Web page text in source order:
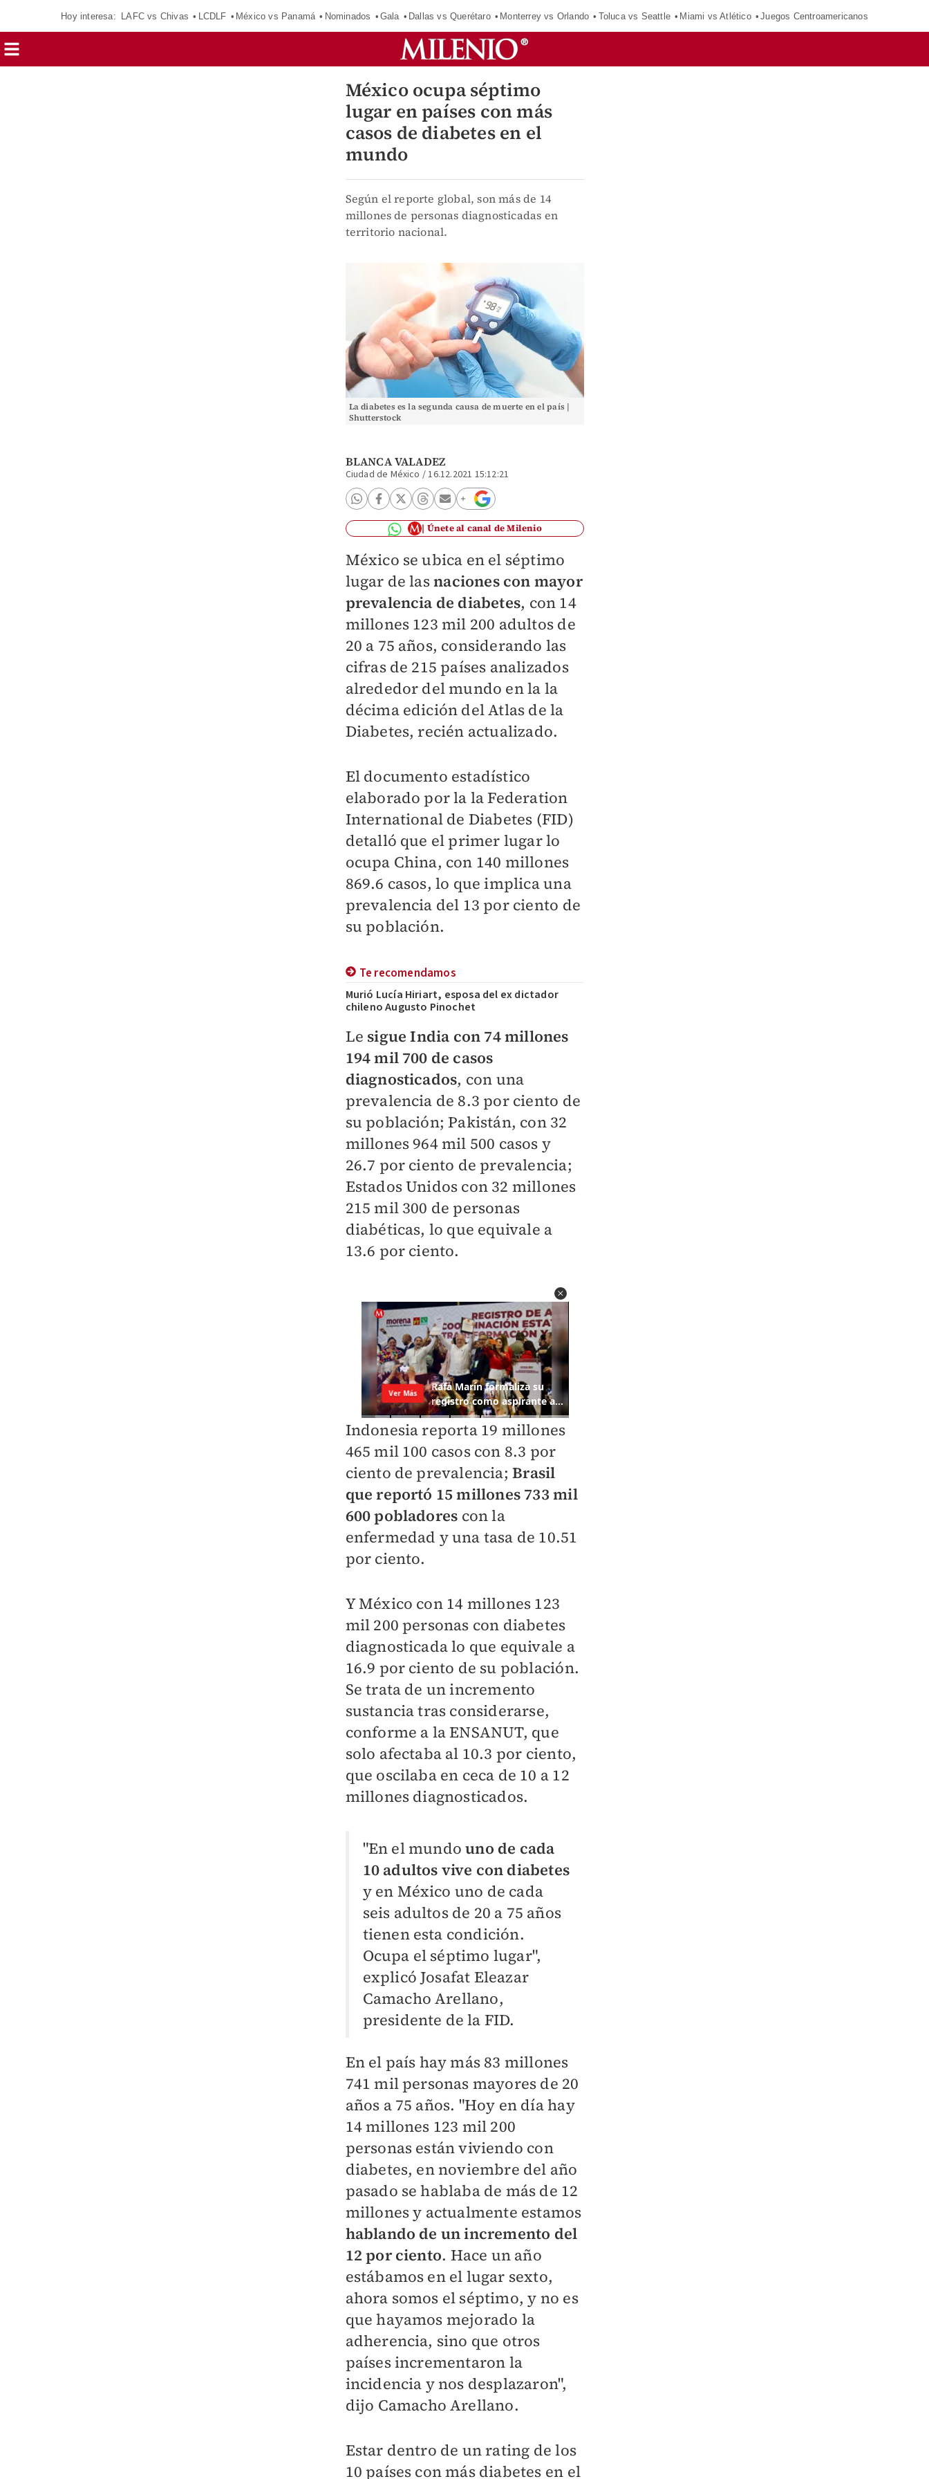
Hoy interesa: LAFC vs Chivas LCDLF México vs Panamá Nominados Gala Dallas vs Querétaro Monterrey vs Orlando Toluca vs Seattle Miami vs Atlético Juegos Centroamericanos
México ocupa séptimo
lugar en países con más
casos de diabetes en el
mundo
Según el reporte global, son más de 14
millones de personas diagnosticadas en
territorio nacional.
La diabetes es la segunda causa de muerte en el país |
Shutterstock
BLANCA VALADEZ
Ciudad de México /16.12.2021 15:12:21
Únete al canal de Milenio
México se ubica en el séptimo
lugar de lasnaciones con mayor
prevalencia de diabetes, con 14
millones 123 mil 200 adultos de
20 a 75 años, considerando las
cifras de 215 países analizados
alrededor del mundo en la la
décima edición del Atlas de la
Diabetes, recién actualizado.
El documento estadístico
elaborado por la la Federation
International de Diabetes (FID)
detalló que el primer lugar lo
ocupa China, con 140 millones
869.6 casos, lo que implica una
prevalencia del 13 por ciento de
su población.
Te recomendamos
Murió Lucía Hiriart, esposa del ex dictador
chileno Augusto Pinochet
Le sigue India con 74 millones
194 mil 700 de casos
diagnosticados, con una
prevalencia de 8.3 por ciento de
su población; Pakistán, con 32
millones 964 mil 500 casos y
26.7 por ciento de prevalencia;
Estados Unidos con 32 millones
215 mil 300 de personas
diabéticas, lo que equivale a
13.6 por ciento.
Indonesia reporta 19 millones
465 mil 100 casos con 8.3 por
ciento de prevalencia;Brasil
que reportó 15 millones 733 mil
600 pobladores con la
enfermedad y una tasa de 10.51
por ciento.
Y México con 14 millones 123
mil 200 personas con diabetes
diagnosticada lo que equivale a
16.9 por ciento de su población.
Se trata de un incremento
sustancia tras considerarse,
conforme a la ENSANUT, que
solo afectaba al 10.3 por ciento,
que oscilaba en ceca de 10 a 12
millones diagnosticados.
"En el mundouno de cada
10 adultos vive con diabetes
y en México uno de cada
seis adultos de 20 a 75 años
tienen esta condición.
Ocupa el séptimo lugar",
explicó Josafat Eleazar
Camacho Arellano,
presidente de la FID.
En el país hay más 83 millones
741 mil personas mayores de 20
años a 75 años. "Hoy en día hay
14 millones 123 mil 200
personas están viviendo con
diabetes, en noviembre del año
pasado se hablaba de más de 12
millones y actualmente estamos
hablando de un incremento del
12 por ciento. Hace un año
estábamos en el lugar sexto,
ahora somos el séptimo, y no es
que hayamos mejorado la
adherencia, sino que otros
países incrementaron la
incidencia y nos desplazaron",
dijo Camacho Arellano.
Estar dentro de un rating de los
10 países con más diabetes en el